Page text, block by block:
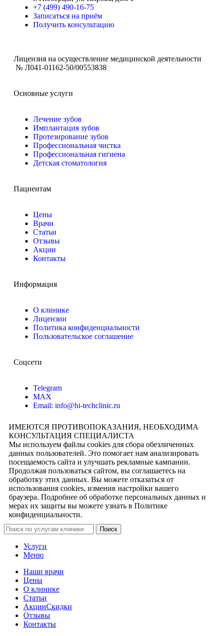
+7 (499) 490-16-75
Записаться на приём
Получить консультацию
Лицензия на осуществление медицинской деятельности
№ Л041-01162-50/00553838
Основные услуги
Лечение зубов
Имплантация зубов
Протезирование зубов
Профессиональная чистка
Профессиональная гигиена
Детская стоматология
Пациентам
Цены
Врачи
Статьи
Отзывы
Акции
Контакты
Информация
О клинике
Лицензии
Политика конфиденциальности
Пользовательское соглашение
Соцсети
Telegram
MAX
Email: info@hi-techclinic.ru
ИМЕЮТСЯ ПРОТИВОПОКАЗАНИЯ, НЕОБХОДИМА
КОНСУЛЬТАЦИЯ СПЕЦИАЛИСТА
Мы используем файлы cookies для сбора обезличенных
данных пользователей. Это помогает нам анализировать
посещаемость сайта и улучшать рекламные кампании.
Продолжая пользоваться сайтом, вы соглашаетесь на
обработку этих данных. Вы можете отказаться от
использования cookies, изменив настройки вашего
браузера. Подробнее об обработке персональных данных и
мерах их защиты вы можете узнать в Политике
конфиденциальности.
Поиск
Услуги
Меню
Наши врачи
Цены
О клинике
Статьи
АкцииСкидки
Отзывы
Контакты